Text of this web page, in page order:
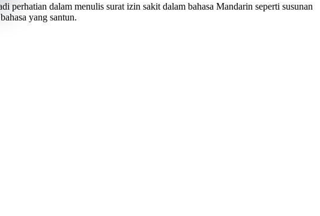
dalam menulis surat izin sakit dalam bahasa Mandarin seperti susunan
yang santun.